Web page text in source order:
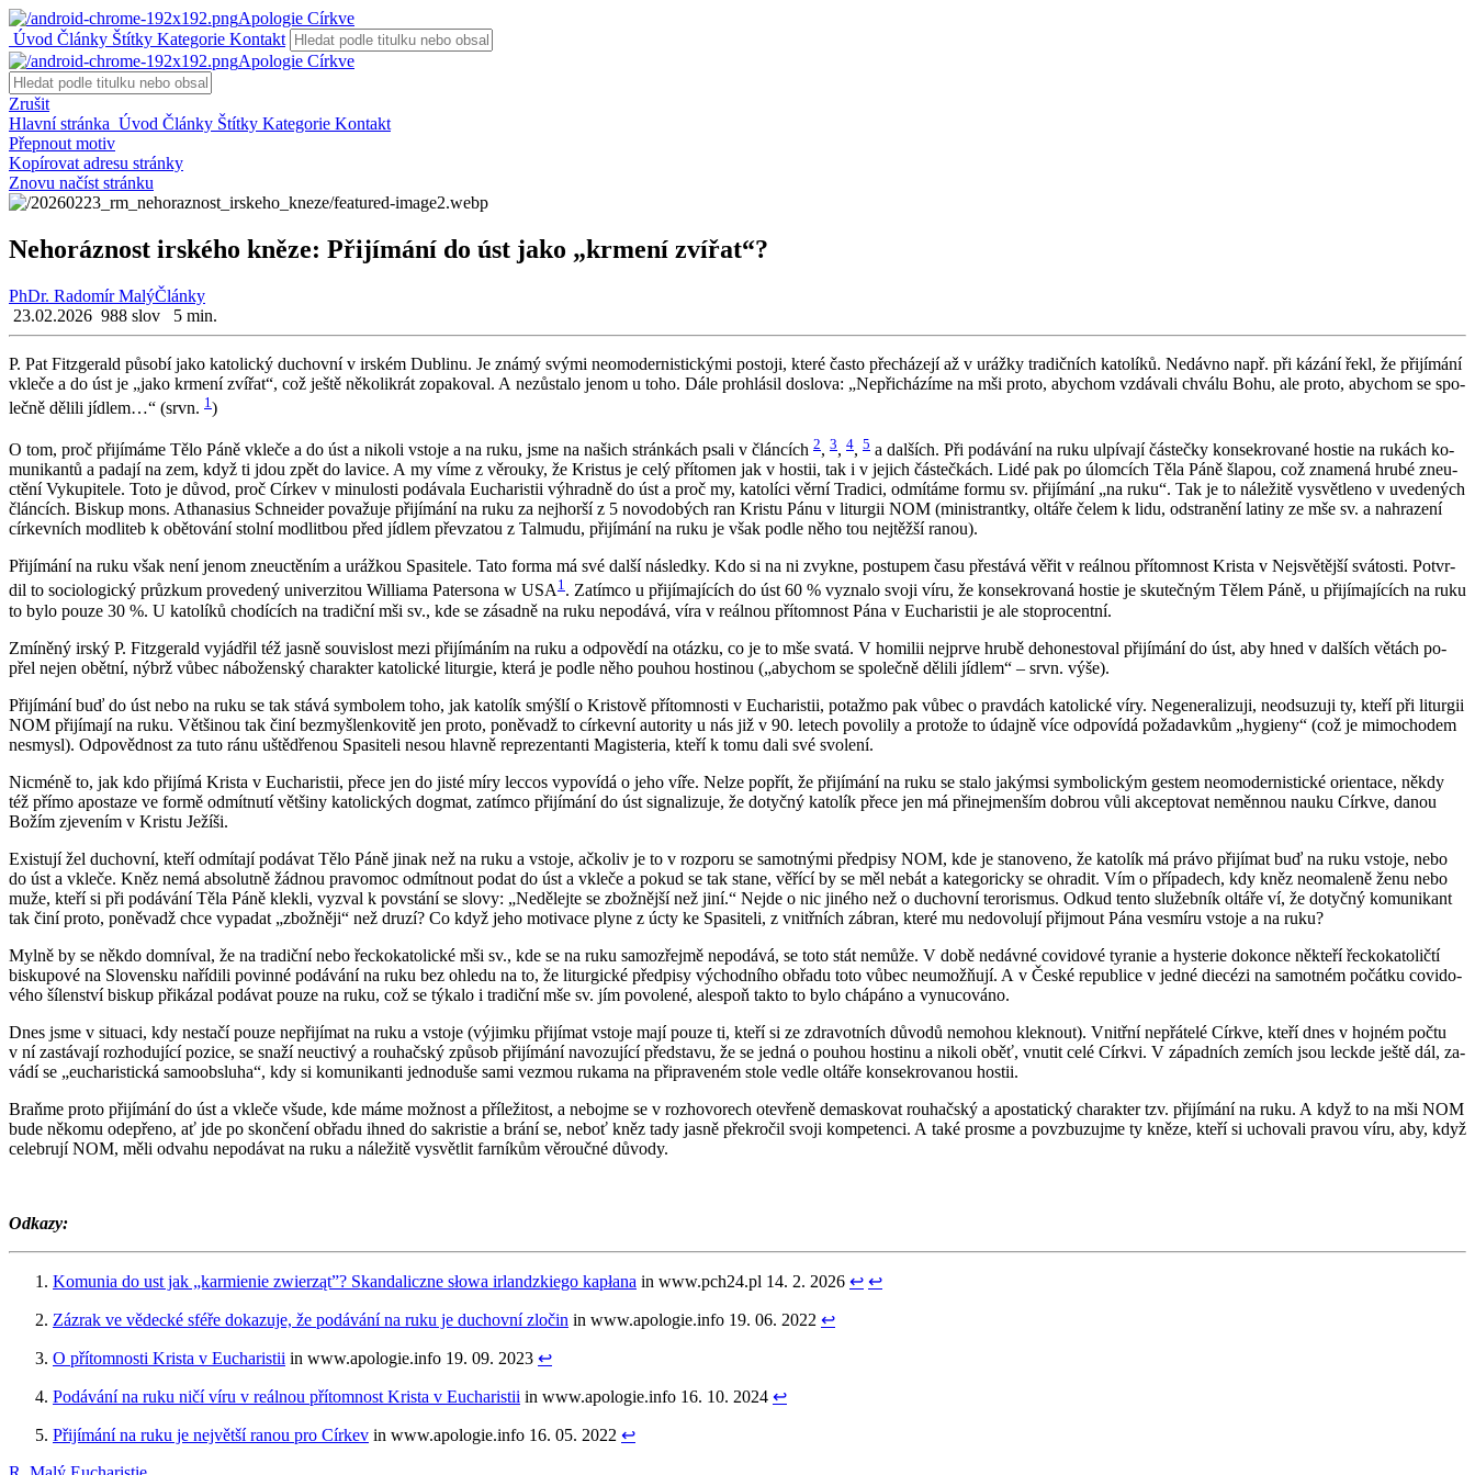
Apologie Církve
Úvod Články Štítky Kategorie Kontakt
Apologie Církve
Zrušit
Hlavní stránka Úvod Články Štítky Kategorie Kontakt
Přepnout motiv
Kopírovat adresu stránky
Znovu načíst stránku
Nehoráznost irského kněze: Přijímání do úst jako „krmení zvířat“?
PhDr. Radomír MalýČlánky
23.02.2026 988 slov 5 min.
P. Pat Fi­t­z­ge­rald pů­so­bí jako ka­to­lic­ký du­chov­ní v ir­ském Dub­li­nu. Je známý svými ne­o­mo­der­nis­tic­ký­mi po­sto­ji, které často pře­chá­ze­jí až v uráž­ky tra­dič­ních ka­to­lí­ků. Ne­dáv­no např. při ká­zá­ní řekl, že při­jí­má­ní
vkle­če a do úst je „jako kr­me­ní zví­řat“, což ještě ně­ko­li­krát zo­pa­ko­val. A ne­zů­sta­lo jenom u toho. Dále pro­hlá­sil do­slo­va: „Ne­při­chá­zí­me na mši proto, abychom vzdá­va­li chvá­lu Bohu, ale proto, abychom se spo­
leč­ně dě­li­li jíd­lem…“ (srvn. 1 )
O tom, proč při­jí­má­me Tělo Páně vkle­če a do úst a ni­ko­li vsto­je a na ruku, jsme na na­šich strán­kách psali v člán­cích 2, 3, 4, 5 a dal­ších. Při po­dá­vá­ní na ruku ulpí­va­jí čás­teč­ky kon­se­kro­va­né hos­tie na ru­kách ko­
mu­ni­kan­tů a pa­da­jí na zem, když ti jdou zpět do la­vi­ce. A my víme z vě­rou­ky, že Kris­tus je celý pří­to­men jak v hos­tii, tak i v je­jich čás­teč­kách. Lidé pak po úlom­cích Těla Páně šla­pou, což zna­me­ná hrubé zne­u­
ctě­ní Vy­ku­pi­te­le. Toto je důvod, proč Cír­kev v mi­nu­los­ti po­dá­va­la Eu­cha­ris­tii vý­hrad­ně do úst a proč my, ka­to­lí­ci věrní Tra­di­ci, od­mí­tá­me formu sv. při­jí­má­ní „na ruku“. Tak je to ná­le­ži­tě vy­svět­le­no v uve­de­ných
člán­cích. Bis­kup mons. Atha­na­sius Schne­i­der po­va­žu­je při­jí­má­ní na ruku za nej­hor­ší z 5 no­vo­do­bých ran Kris­tu Pánu v li­tur­gii NOM (mi­nis­t­rant­ky, ol­tá­ře čelem k lidu, od­stra­ně­ní la­ti­ny ze mše sv. a na­hra­ze­ní
cír­kev­ních mod­li­teb k obě­to­vá­ní stol­ní mod­lit­bou před jíd­lem pře­vza­tou z Tal­mu­du, při­jí­má­ní na ruku je však podle něho tou nej­těž­ší ranou).
Při­jí­má­ní na ruku však není jenom zne­u­ctě­ním a uráž­kou Spa­si­te­le. Tato forma má své další ná­sled­ky. Kdo si na ni zvyk­ne, po­stu­pem času pře­stá­vá věřit v re­ál­nou pří­tom­nost Kris­ta v Nej­svě­těj­ší svá­tos­ti. Po­tvr­
dil to so­ci­o­lo­gic­ký prů­zkum pro­ve­de­ný uni­ver­zi­tou Wil­li­a­ma Pa­ter­so­na w USA1. Za­tím­co u při­jí­ma­jí­cích do úst 60 % vy­zna­lo svoji víru, že kon­se­kro­va­ná hos­tie je sku­teč­ným Tělem Páně, u při­jí­ma­jí­cích na ruku
to bylo pouze 30 %. U ka­to­lí­ků cho­dí­cích na tra­dič­ní mši sv., kde se zá­sad­ně na ruku ne­po­dá­vá, víra v re­ál­nou pří­tom­nost Pána v Eu­cha­ris­tii je ale sto­pro­cent­ní.
Zmí­ně­ný irský P. Fi­t­z­ge­rald vy­já­d­řil též jasně sou­vis­lost mezi při­jí­má­ním na ruku a od­po­vě­dí na otáz­ku, co je to mše svatá. V ho­mi­lii nej­pr­ve hrubě de­ho­ne­sto­val při­jí­má­ní do úst, aby hned v dal­ších větách po­
přel nejen obět­ní, nýbrž vůbec ná­bo­žen­ský cha­rak­ter ka­to­lic­ké li­tur­gie, která je podle něho pou­hou hos­ti­nou („abychom se spo­leč­ně dě­li­li jíd­lem“ – srvn. výše).
Při­jí­má­ní buď do úst nebo na ruku se tak stává sym­bo­lem toho, jak ka­to­lík smýš­lí o Kris­to­vě pří­tom­nos­ti v Eu­cha­ris­tii, po­taž­mo pak vůbec o prav­dách ka­to­lic­ké víry. Ne­ge­ne­ra­li­zu­ji, ne­od­su­zu­ji ty, kteří při li­tur­gii
NOM při­jí­ma­jí na ruku. Vět­ši­nou tak činí bez­myš­len­ko­vi­tě jen proto, po­ně­vadž to cír­kev­ní au­to­ri­ty u nás již v 90. le­tech po­vo­li­ly a pro­to­že to údaj­ně více od­po­ví­dá po­ža­dav­kům „hy­gi­e­ny“ (což je mi­mo­cho­dem
ne­smy­sl). Od­po­věd­nost za tuto ránu uštědře­nou Spa­si­te­li nesou hlav­ně re­pre­zen­tan­ti Magis­te­ria, kteří k tomu dali své svo­le­ní.
Nicmé­ně to, jak kdo při­jí­má Kris­ta v Eu­cha­ris­tii, přece jen do jisté míry lec­cos vy­po­ví­dá o jeho víře. Nelze po­přít, že při­jí­má­ní na ruku se stalo ja­kým­si sym­bo­lic­kým ges­tem ne­o­mo­der­nis­tic­ké ori­en­ta­ce, někdy
též přímo apo­sta­ze ve formě od­mít­nu­tí vět­ši­ny ka­to­lic­kých dogmat, za­tím­co při­jí­má­ní do úst sig­na­li­zu­je, že do­tyč­ný ka­to­lík přece jen má při­nejmen­ším dobrou vůli ak­cep­to­vat ne­měn­nou nauku Církve, danou
Božím zje­ve­ním v Kris­tu Je­ží­ši.
Exis­tu­jí žel du­chov­ní, kteří od­mí­ta­jí po­dá­vat Tělo Páně jinak než na ruku a vsto­je, ač­ko­liv je to v roz­po­ru se sa­mot­ný­mi před­pi­sy NOM, kde je sta­no­ve­no, že ka­to­lík má právo při­jí­mat buď na ruku vsto­je, nebo
do úst a vkle­če. Kněz nemá ab­so­lut­ně žád­nou pra­vo­moc od­mít­nout podat do úst a vkle­če a pokud se tak stane, vě­ří­cí by se měl nebát a ka­te­go­ric­ky se ohra­dit. Vím o pří­pa­dech, kdy kněz ne­o­ma­le­ně ženu nebo
muže, kteří si při po­dá­vá­ní Těla Páně klek­li, vy­zval k po­vstá­ní se slovy: „Ne­dě­lej­te se zbož­něj­ší než jiní.“ Nejde o nic ji­né­ho než o du­chov­ní te­ro­ris­mus. Odkud tento slu­žeb­ník ol­tá­ře ví, že do­tyč­ný ko­mu­ni­kant
tak činí proto, po­ně­vadž chce vy­pa­dat „zbož­ně­ji“ než druzí? Co když jeho mo­ti­va­ce plyne z úcty ke Spa­si­te­li, z vnitř­ních zá­bran, které mu ne­do­vo­lu­jí při­jmout Pána vesmí­ru vsto­je a na ruku?
Mylně by se někdo do­mní­val, že na tra­dič­ní nebo řec­ko­ka­to­lic­ké mši sv., kde se na ruku sa­mo­zřej­mě ne­po­dá­vá, se toto stát ne­mů­že. V době ne­dáv­né co­vi­do­vé ty­ra­nie a hys­te­rie do­kon­ce ně­kte­ří řec­ko­ka­to­lič­tí
bis­ku­po­vé na Slo­ven­sku na­ří­di­li po­vin­né po­dá­vá­ní na ruku bez ohle­du na to, že li­tur­gic­ké před­pi­sy vý­chod­ní­ho ob­řa­du toto vůbec ne­u­možňují. A v České re­pub­li­ce v jedné diecé­zi na sa­mot­ném po­čát­ku co­vi­do­
vé­ho ší­len­ství bis­kup při­ká­zal po­dá­vat pouze na ruku, což se tý­ka­lo i tra­dič­ní mše sv. jím po­vo­le­né, ale­spoň takto to bylo chá­pá­no a vy­nu­co­vá­no.
Dnes jsme v si­tu­a­ci, kdy ne­sta­čí pouze ne­při­jí­mat na ruku a vsto­je (vý­jim­ku při­jí­mat vsto­je mají pouze ti, kteří si ze zdra­vot­ních dů­vo­dů ne­mo­hou klek­nout). Vnitř­ní ne­přá­te­lé Církve, kteří dnes v hoj­ném počtu
v ní za­stá­va­jí roz­ho­du­jí­cí po­zi­ce, se snaží ne­u­cti­vý a rou­hač­ský způ­sob při­jí­má­ní na­vo­zu­jí­cí před­sta­vu, že se jedná o pou­hou hos­ti­nu a ni­ko­li oběť, vnu­tit celé Církvi. V zá­pad­ních ze­mích jsou lec­kde ještě dál, za­
vá­dí se „eu­cha­ris­tic­ká sa­mo­ob­slu­ha“, kdy si ko­mu­ni­kan­ti jed­no­du­še sami vez­mou ruka­ma na při­pra­ve­ném stole vedle ol­tá­ře kon­se­kro­va­nou hos­tii.
Braňme proto při­jí­má­ní do úst a vkle­če všude, kde máme mož­nost a pří­le­ži­tost, a ne­boj­me se v roz­ho­vo­rech ote­vře­ně de­mas­ko­vat rou­hač­ský a apo­sta­tic­ký cha­rak­ter tzv. při­jí­má­ní na ruku. A když to na mši NOM
bude ně­ko­mu ode­pře­no, ať jde po skon­če­ní ob­řa­du ihned do sa­kris­tie a brání se, neboť kněz tady jasně pře­kro­čil svoji kom­pe­ten­ci. A také pro­s­me a po­vzbu­zuj­me ty kněze, kteří si ucho­va­li pra­vou víru, aby, když
ce­le­bru­jí NOM, měli od­va­hu ne­po­dá­vat na ruku a ná­le­ži­tě vy­svět­lit far­ní­kům vě­rouč­né dů­vo­dy.
Od­ka­zy:
Ko­mu­nia do ust jak „kar­mi­e­nie zwierząt”? Skan­da­licz­ne słowa ir­lan­dzkie­go kapłana in www.​pch24.​pl 14. 2. 2026 ↩︎ ↩︎
Zá­zrak ve vě­dec­ké sféře do­ka­zu­je, že po­dá­vá­ní na ruku je du­chov­ní zlo­čin in www.​apologie.​info 19. 06. 2022 ↩︎
O pří­tom­nos­ti Kris­ta v Eu­cha­ris­tii in www.​apologie.​info 19. 09. 2023 ↩︎
Po­dá­vá­ní na ruku ničí víru v re­ál­nou pří­tom­nost Kris­ta v Eu­cha­ris­tii in www.​apologie.​info 16. 10. 2024 ↩︎
Při­jí­má­ní na ruku je nej­vět­ší ranou pro Cír­kev in www.​apologie.​info 16. 05. 2022 ↩︎